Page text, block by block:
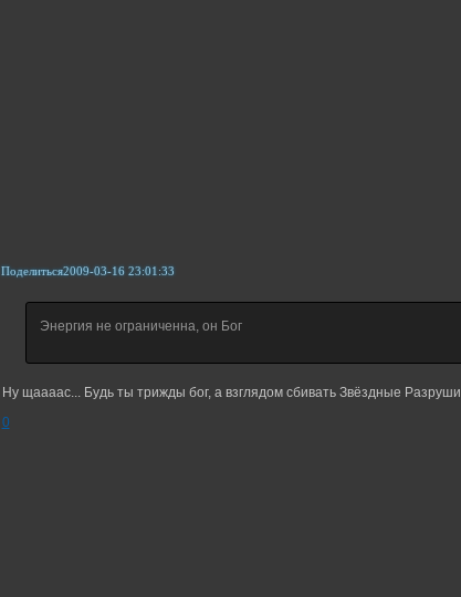
Поделиться2009-03-16 23:01:33
Энергия не ограниченна, он Бог
Ну щаааас... Будь ты трижды бог, а взглядом сбивать Звёздные
0